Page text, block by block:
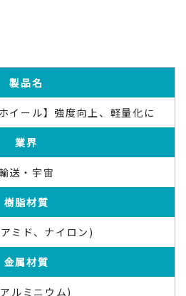
製品名
イール】強度向上、軽量化に
業界
送・宇宙
樹脂材質
ミド、ナイロン)
金属材質
ルミニウム)